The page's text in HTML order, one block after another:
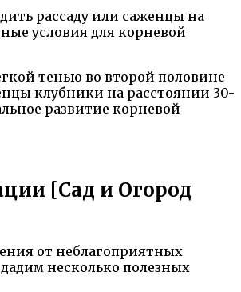
рассаду или саженцы на
условия для корневой
тенью во второй половине
клубники на расстоянии 30-
развитие корневой
[Сад и Огород
от неблагоприятных
несколько полезных